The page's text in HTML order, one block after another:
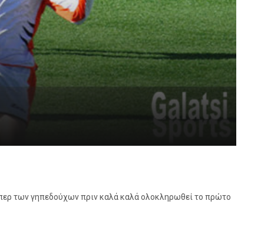
των γηπεδούχων πριν καλά καλά ολοκληρωθεί το πρώτο